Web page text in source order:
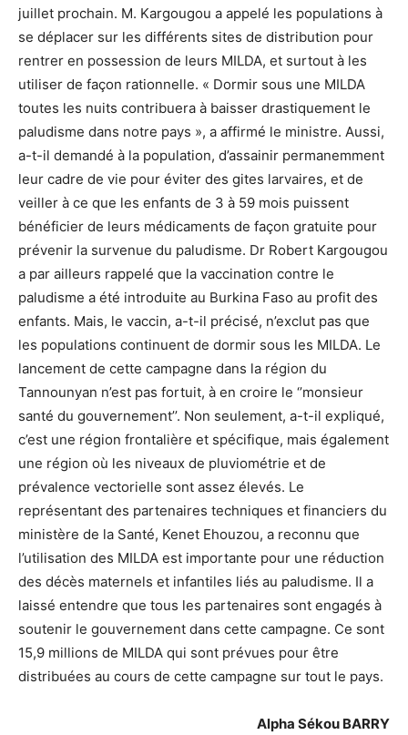
juillet prochain. M. Kargougou a appelé les populations à
se déplacer sur les différents sites de distribution pour
rentrer en possession de leurs MILDA, et surtout à les
utiliser de façon rationnelle. « Dormir sous une MILDA
toutes les nuits contribuera à baisser drastiquement le
paludisme dans notre pays », a affirmé le ministre. Aussi,
a-t-il demandé à la population, d’assainir permanemment
leur cadre de vie pour éviter des gites larvaires, et de
veiller à ce que les enfants de 3 à 59 mois puissent
bénéficier de leurs médicaments de façon gratuite pour
prévenir la survenue du paludisme. Dr Robert Kargougou
a par ailleurs rappelé que la vaccination contre le
paludisme a été introduite au Burkina Faso au profit des
enfants. Mais, le vaccin, a-t-il précisé, n’exclut pas que
les populations continuent de dormir sous les MILDA. Le
lancement de cette campagne dans la région du
Tannounyan n’est pas fortuit, à en croire le ‘’monsieur
santé du gouvernement’’. Non seulement, a-t-il expliqué,
c’est une région frontalière et spécifique, mais également
une région où les niveaux de pluviométrie et de
prévalence vectorielle sont assez élevés. Le
représentant des partenaires techniques et financiers du
ministère de la Santé, Kenet Ehouzou, a reconnu que
l’utilisation des MILDA est importante pour une réduction
des décès maternels et infantiles liés au paludisme. Il a
laissé entendre que tous les partenaires sont engagés à
soutenir le gouvernement dans cette campagne. Ce sont
15,9 millions de MILDA qui sont prévues pour être
distribuées au cours de cette campagne sur tout le pays.
Alpha Sékou BARRY